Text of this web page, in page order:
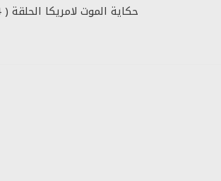
حكاية الموت لامريكا الحلقة ( 14 )